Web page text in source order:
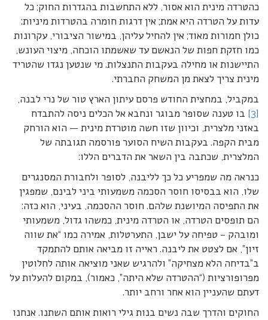
כהטרדה מינית הוא אסור, ללא התחשבות בהגדרות החוק; כל
עדות על הטרדה היא אמת; אין דרגות חומרה בהטרדות מיניות:
כולן חמורות מאוד; אין להחיל עליהן, במישור הציבורי, עקרונות
כמו חזקת חפות של הנאשם עד שאשמתו הוכחה, מיצוי העונש,
התיישנות או מחילה בעקבות התנצלות. מי שנטען נגדו שהטריד
מינית צריך לצאת מן המשחק החברתי.
במקביל, במחצית החודש פרסם עיתון הארץ טור של נרי לבנה,
[3]
בו טענה שסופר מבוגר ונחבא אל הכלים ניסה להתבדח
באזני מלצרית, וכיוון שזו חשה מוטרדת מינית — הוא הורחק
מבית הקפה. בעקבות השיח הסוער פורסמה תגובתה של
המלצרית, שכתבה בין השאר את הדברים הללו:
כנראה מה שמפריע כל כך לליבנה, לסופר ולחבורת המסנגרים
שלו, הוא בבסיסו חוסר הסכמה משמעותי ביני לבינם, שמפגין
את התפיסה המיושנת שלהם. חוסר ההסכמה, בעיני, הוא כזה:
הם תופסים הטרדה, או הטרדה מינית, כמשהו גדול, משמעותי
ומובהק – טפיחה על ישבן, התערטלות, אמירה כמו “את שווה
זיון”, אם לצטט את ליבנה. ראייה זו מביאה אותם להתמקד
ב”בדיחה הלא מצחיקה” ולהרגיש שאני מוציאה אותה לחלוטין
מפרופורציות (“ההטרדה שלא היתה”, כאמור), במקום להעלות על
דעתם שהעניין הוא אחר ורחב יותר.
החוקים והדרך שבה נשים בנות גילי רואות אותם השתנו. אנחנו